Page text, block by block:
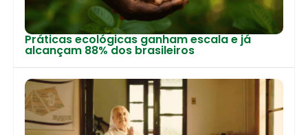
Práticas ecológicas ganham escala e já
alcançam 88% dos brasileiros